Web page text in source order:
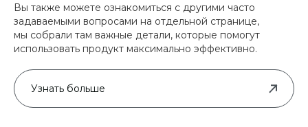
Вы также можете ознакомиться с другими часто
задаваемыми вопросами на отдельной странице,
мы собрали там важные детали, которые помогут
использовать продукт максимально эффективно.
Узнать больше